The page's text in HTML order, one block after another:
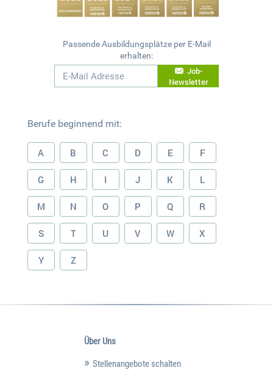
Passende Ausbildungsplätze per E-Mail
erhalten:
Job-
Newsletter
Berufe beginnend mit:
A B C D E F
G H I J K L
M N O P Q R
S T U V W X
Y Z
Über Uns
Stellenangebote schalten